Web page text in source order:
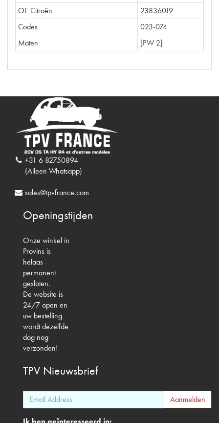
OE Citroën
23836019
Codes
023-074
Maten
[PW 2]
+31 6 82750894
(Alleen Whatsapp)
sales@tpvfrance.com
Openingstijden
Onze winkel in
Provins is
helaas
permanent
gesloten.
De website is
24/7 open en
uw bestelling
wordt dezelfde
dag nog
verzonden!
TPV Nieuwsbrief